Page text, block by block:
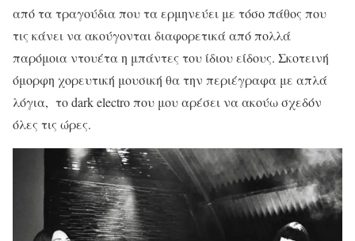
από τα τραγούδια που τα ερμηνεύει με τόσο πάθος που
τις κάνει να ακούγονται διαφορετικά από πολλά
παρόμοια ντουέτα η μπάντες του ίδιου είδους. Σκοτεινή
όμορφη χορευτική μουσική θα την περιέγραφα με απλά
λόγια, το dark electro που μου αρέσει να ακούω σχεδόν
όλες τις ώρες.